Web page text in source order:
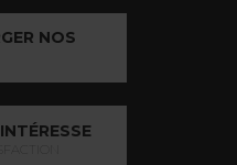
NOS